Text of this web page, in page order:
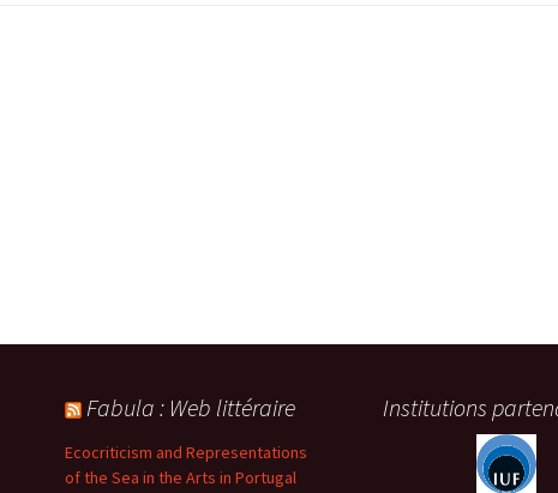
Fabula : Web littéraire
Ecocriticism and Representations
of the Sea in the Arts in Portugal
Institutions